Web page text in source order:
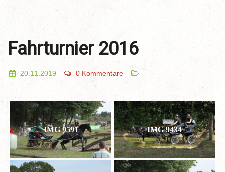
Fahrturnier 2016
20.11.2019 0 Kommentare
IMG 9591 IMG 9434